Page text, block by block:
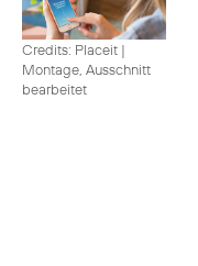
Credits: Placeit |
Montage, Ausschnitt
bearbeitet